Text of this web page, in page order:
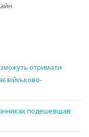
зможуть отримати
військово-
подешевшав